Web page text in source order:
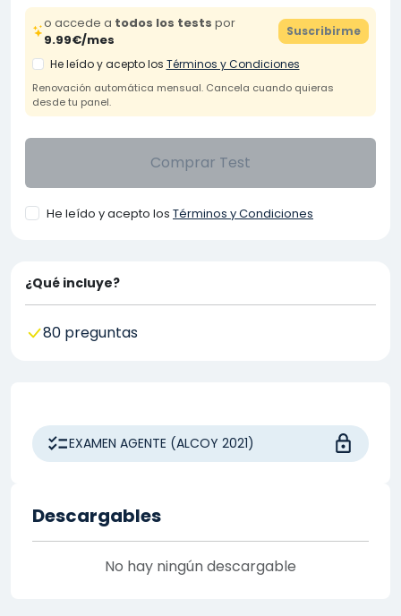
EXAMEN AGENTE (ALCOY 2021)
Descargables
No hay ningún descargable
o accede a todos los tests por
9.99€/mes
Suscribirme
He leído y acepto los Términos y Condiciones
Renovación automática mensual. Cancela cuando quieras
desde tu panel.
Comprar Test
He leído y acepto los Términos y Condiciones
¿Qué incluye?
80 preguntas